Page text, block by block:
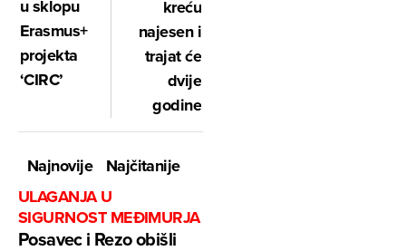
u sklopu
Erasmus+
projekta
‘CIRC’
kreću
najesen i
trajat će
dvije
godine
Najnovije
Najčitanije
ULAGANJA U
SIGURNOST MEĐIMURJA
Posavec i Rezo obišli